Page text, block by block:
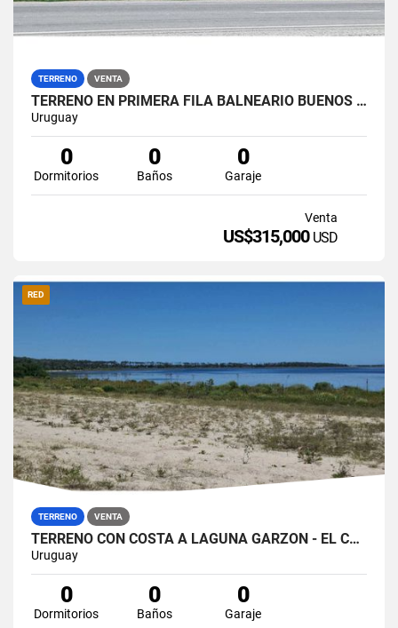
TERRENO VENTA
TERRENO EN PRIMERA FILA BALNEARIO BUENOS AIRES
Uruguay
0
Dormitorios
0
Baños
0
Garaje
Venta
US$315,000 USD
RED
TERRENO VENTA
TERRENO CON COSTA A LAGUNA GARZON - EL CARACOL
Uruguay
0
Dormitorios
0
Baños
0
Garaje